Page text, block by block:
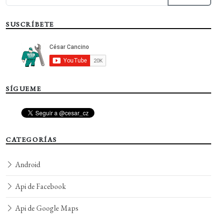
SUSCRÍBETE
SÍGUEME
CATEGORÍAS
Android
Api de Facebook
Api de Google Maps